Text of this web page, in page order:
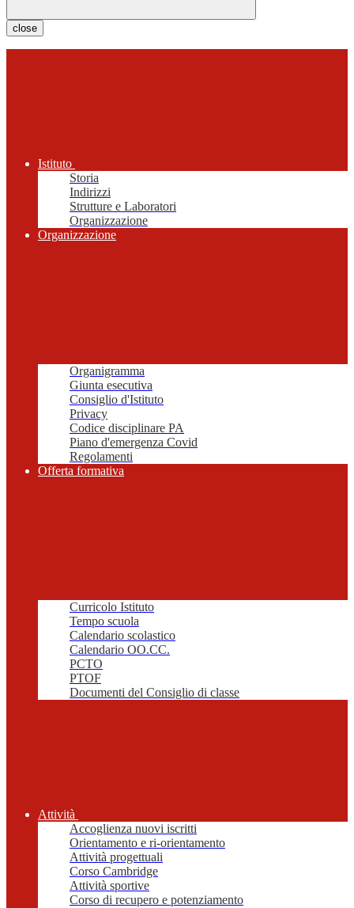
close
Istituto
Storia
Indirizzi
Strutture e Laboratori
Organizzazione
Organizzazione
Organigramma
Giunta esecutiva
Consiglio d'Istituto
Privacy
Codice disciplinare PA
Piano d'emergenza Covid
Regolamenti
Offerta formativa
Curricolo Istituto
Tempo scuola
Calendario scolastico
Calendario OO.CC.
PCTO
PTOF
Documenti del Consiglio di classe
Attività
Accoglienza nuovi iscritti
Orientamento e ri-orientamento
Attività progettuali
Corso Cambridge
Attività sportive
Corso di recupero e potenziamento